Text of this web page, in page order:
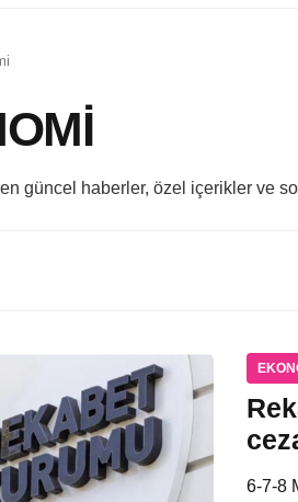
güncel haberler, özel içerikler ve
6-7-8